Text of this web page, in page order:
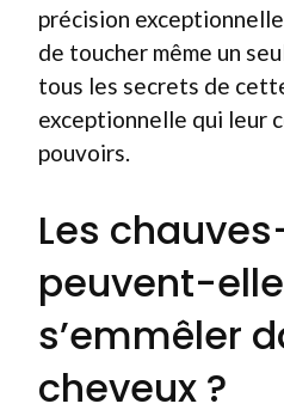
précision
de toucher même un
tous les secrets de
exceptionnelle qui leur
pouvoirs.
Les
peuvent-
s’emmêler
cheveux ?